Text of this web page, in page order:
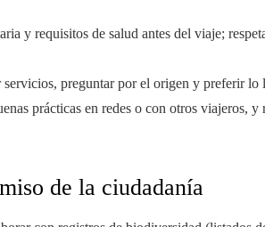
y requisitos de salud antes del viaje;
preguntar por el origen y preferir lo
prácticas en redes o con otros viajeros,
de la ciudadanía